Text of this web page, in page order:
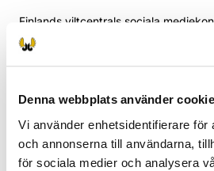
Denna webbplats använder
Vi använder enhetsidentifierare för
och annonserna till användarna,
för sociala medier och analysera
Finlands viltcentrals sociala
kanaler för information som hör till
uppgifter.
kommentarer på nättidningen är det
Att gå till personligheter,
hetsa till olagligheter, avsiktligt
Försäljning och marknadsföring